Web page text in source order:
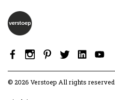
© 2026 Verstoep All rights reserved